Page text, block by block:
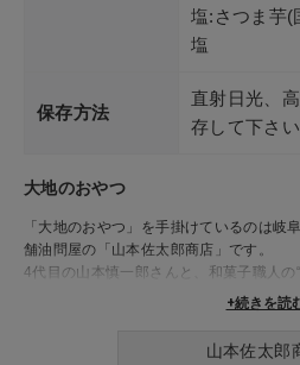
塩:さつま芋(
塩
保存方法
直射日光、
存して下さい
大地のおやつ
「大地のおやつ」を手掛けているのは岐
舗油問屋の「山本佐太郎商店」です。
4代目の山本慎一郎さんと、和菓子職人の
出会い「30年後も愛されるおやつ」をコ
“大地”を感じるような力強くて優しいお
+続きを読
山本佐太郎